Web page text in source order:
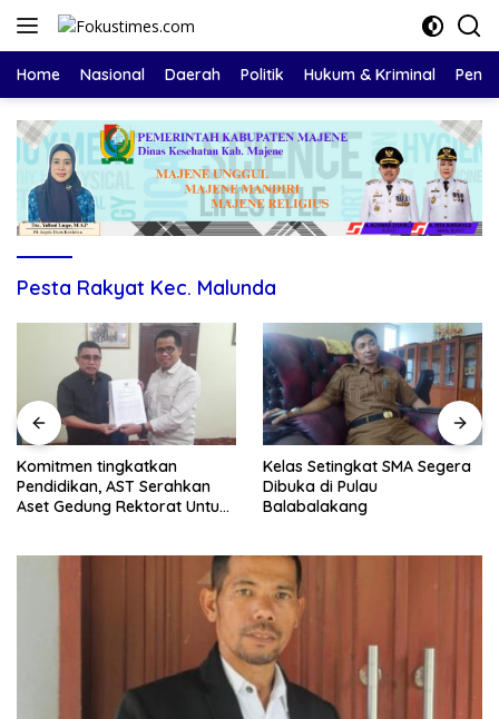
Langsung
Home Nasional Daerah Politik Hukum & Kriminal
Pesta Rakyat Kec. Malunda
Komitmen tingkatkan
Pendidikan, AST Serahkan
Aset Gedung Rektorat Untuk
Kelas Setingkat SMA Segera
Dibuka di Pulau
Balabalakang